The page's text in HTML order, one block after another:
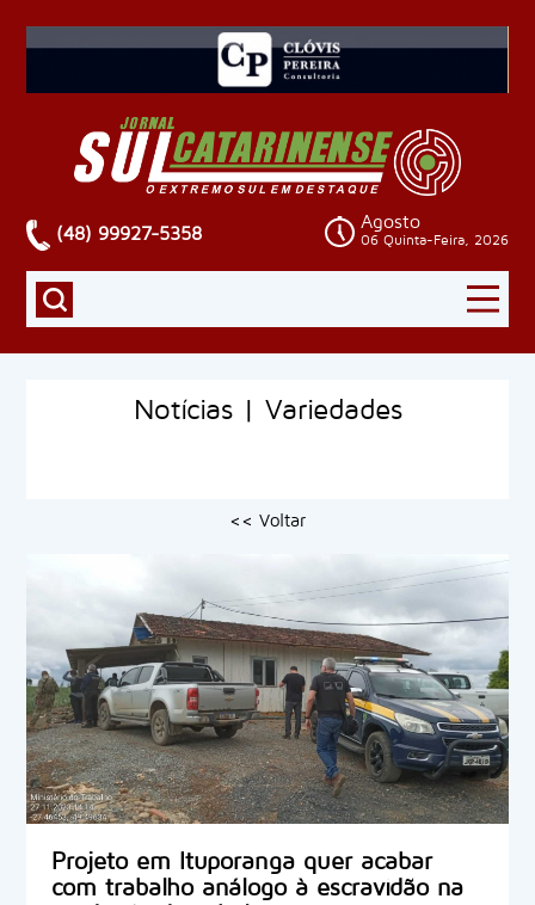
(48) 99927-5358
Agosto
06 Quinta-Feira, 2026
Notícias | Variedades
<< Voltar
Projeto em Ituporanga quer acabar
com trabalho análogo à escravidão na